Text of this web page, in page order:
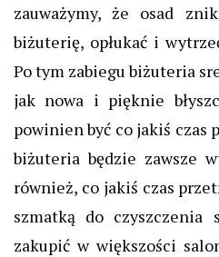
zauważymy, że osad
biżuterię, opłukać i
Po tym zabiegubiżuteria
jak nowa i pięknie
powinien być co jakiś czas
biżuteria będzie zawsze
również, co jakiś czas
szmatką do czyszczenia
zakupić w większości